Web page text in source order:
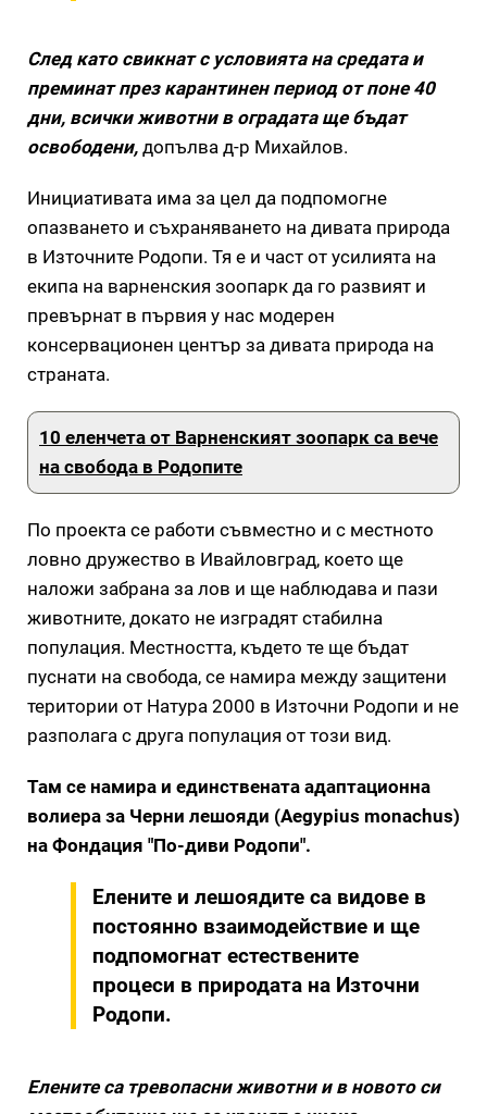
След като свикнат с условията на средата и
преминат през карантинен период от поне 40
дни, всички животни в оградата ще бъдат
освободени, допълва д-р Михайлов.
Инициативата има за цел да подпомогнe
опазването и съхраняването на дивата природа
в Източните Родопи. Тя е и част от усилията на
екипа на варненския зоопарк да го развият и
превърнат в първия у нас модерен
консервационен център за дивата природа на
страната.
10 еленчета от Варненският зоопарк са вече
на свобода в Родопите
По проекта се работи съвместно и с местното
ловно дружество в Ивайловград, което ще
наложи забрана за лов и ще наблюдава и пази
животните, докато не изградят стабилна
популация. Местността, където те ще бъдат
пуснати на свобода, се намира между защитени
територии от Натура 2000 в Източни Родопи и не
разполага с друга популация от този вид.
Там се намира и единствената адаптационна
волиера за Черни лешояди (Aegypius monachus)
на Фондация "По-диви Родопи".
Елените и лешоядите са видове в
постоянно взаимодействие и ще
подпомогнат естествените
процеси в природата на Източни
Родопи.
Елените са тревопасни животни и в новото си